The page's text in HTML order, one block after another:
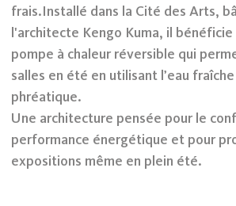
frais.Installé dans la Cité des Arts,
l'architecte Kengo Kuma, il bénéficie
pompe à chaleur réversible qui
salles en été en utilisant l’eau
phréatique.
Une architecture pensée pour le
performance énergétique et pour
expositions même en plein été.